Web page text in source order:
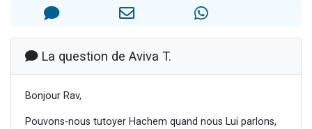
Il reste 49 places pour étudier en groupe sur Zoom
2 personnes viennent de nous rejoindre sur WhatsApp
La question de Aviva T.
Bonjour Rav,
Pouvons-nous tutoyer Hachem quand nous Lui parlons,